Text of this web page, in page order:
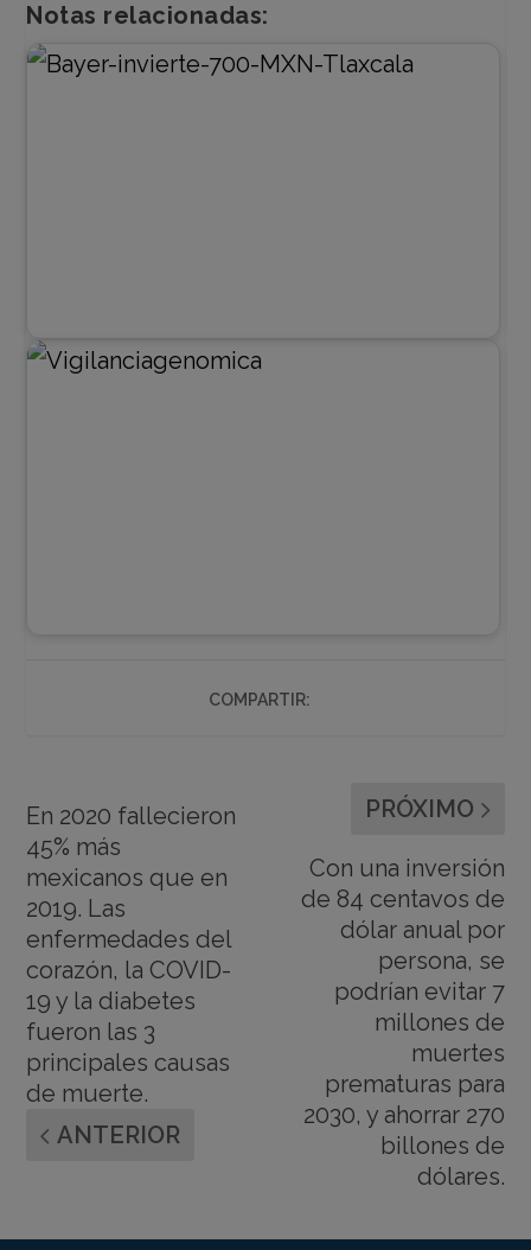
Notas relacionadas:
COMPARTIR:
En 2020 fallecieron
45% más
mexicanos que en
2019. Las
enfermedades del
corazón, la COVID-
19 y la diabetes
fueron las 3
principales causas
de muerte.
ANTERIOR
PRÓXIMO
Con una inversión
de 84 centavos de
dólar anual por
persona, se
podrían evitar 7
millones de
muertes
prematuras para
2030, y ahorrar 270
billones de
dólares.